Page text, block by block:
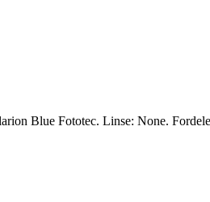
Blue Fototec. Linse: None.